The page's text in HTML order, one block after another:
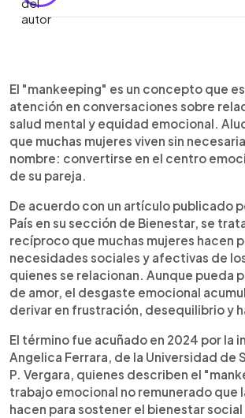
► Escuchar artículo
El mankeeping describe el trabajo
recíproco que muchas mujeres
relaciones, al asumir roles de
terapeutas y gestoras sociales de
Este fenómeno, analizado por
como Angelica Ferrara y visibilizado
como El País, Vogue y The Standard
desgaste emocional, resentimiento y
desequilibrios afectivos. Las causas
soledad emocional masculina y
tradicionales. Reconocerlo permite
vínculos más sanos. La nota ofrece
prácticos para que tanto ellas como
aprendan a compartir esa carga
fortalecer la conexión emocional de
equitativa.
El "mankeeping" es un concepto que
atención en conversaciones sobre
salud mental y equidad emocional.
que muchas mujeres viven sin
nombre: convertirse en el centro
de su pareja.
De acuerdo con un artículo publicado
País en su sección de Bienestar, se
recíproco que muchas mujeres hacen
necesidades sociales y afectivas de
quienes se relacionan. Aunque pueda
de amor, el desgaste emocional
derivar en frustración, desequilibrio y
El término fue acuñado en 2024 por la
Angelica Ferrara, de la Universidad de
P. Vergara, quienes describen el
trabajo emocional no remunerado que
hacen para sostener el bienestar